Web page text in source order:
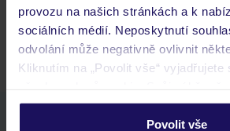
provozu na našich stránkách a k
sociálních médií. Neposkytnutí
odvolání může negativně ovlivnit
Kliknutím na „Povolit vše“ vyjadřujete
personalizovat v sekci
Povolit vše
Zobrazit další
Stáhněte si bezplatnou aplikaci